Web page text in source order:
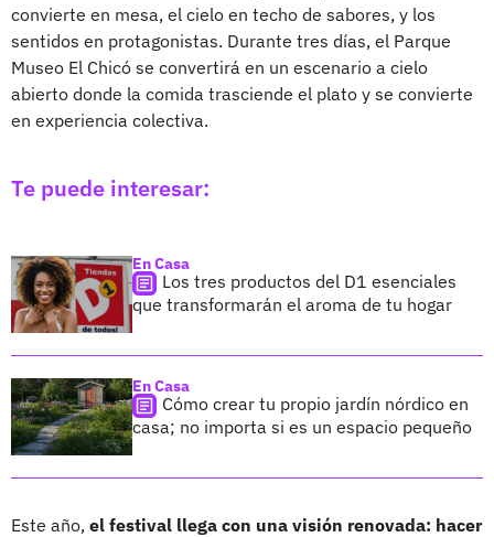
convierte en mesa, el cielo en techo de sabores, y los
sentidos en protagonistas. Durante tres días, el Parque
Museo El Chicó se convertirá en un escenario a cielo
abierto donde la comida trasciende el plato y se convierte
en experiencia colectiva.
Te puede interesar:
En Casa
Los tres productos del D1 esenciales
que transformarán el aroma de tu hogar
En Casa
Cómo crear tu propio jardín nórdico en
casa; no importa si es un espacio pequeño
Este año, el festival llega con una visión renovada: hacer